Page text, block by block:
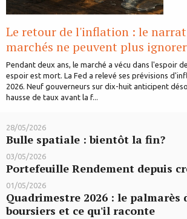
Le retour de l'inflation : le
marchés ne peuvent plus ignorer
Pendant deux ans, le marché a vécu dans l'espoir
espoir est mort. La Fed a relevé ses prévisions
2026. Neuf gouverneurs sur dix-huit anticipent
hausse de taux avant la f...
28/05/2026
Bulle spatiale : bientôt la fin?
03/05/2026
Portefeuille Rendement depuis
01/05/2026
Quadrimestre 2026 : le palmarès
boursiers et ce qu'il raconte